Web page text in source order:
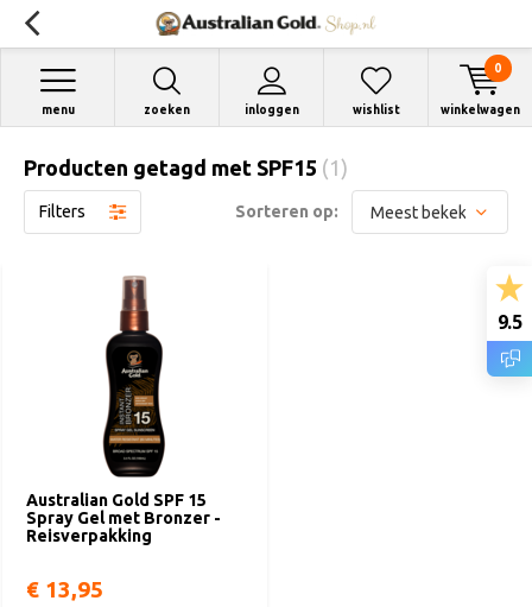
zoeken inloggen
menu wishlist winkelwagen
0
Producten getagd met SPF15 (1)
Filters Sorteren op:
Australian Gold SPF 15
Spray Gel met Bronzer -
Reisverpakking
€ 13,95
9.5